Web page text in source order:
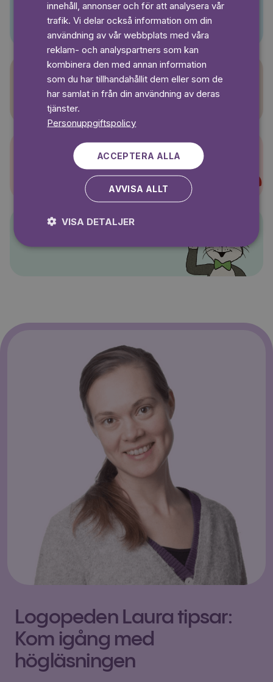
Sagasagor
Super-Charlie
Logopeden Laura tipsar:
Kom igång med
högläsningen
innehåll, annonser och för att analysera vår
trafik. Vi delar också information om din
användning av vår webbplats med våra
reklam- och analyspartners som kan
kombinera den med annan information
som du har tillhandahållit dem eller som de
har samlat in från din användning av deras
tjänster.
Personuppgiftspolicy
ACCEPTERA ALLA
AVVISA ALLT
VISA DETALJER